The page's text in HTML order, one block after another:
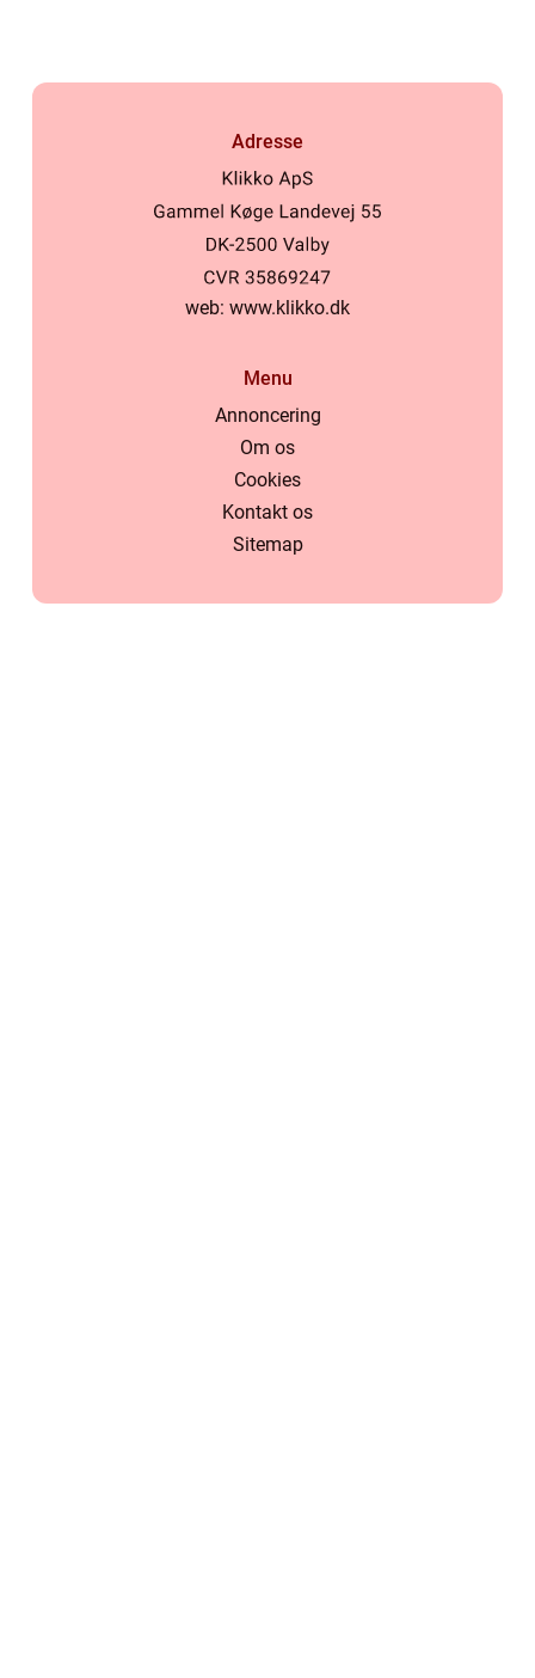
Adresse
web: www.klikko.dk
Menu
Annoncering
Om os
Cookies
Kontakt os
Sitemap